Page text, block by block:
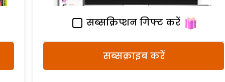
सब्सक्रिप्शन गिफ्ट करें
सब्सक्राइब करें